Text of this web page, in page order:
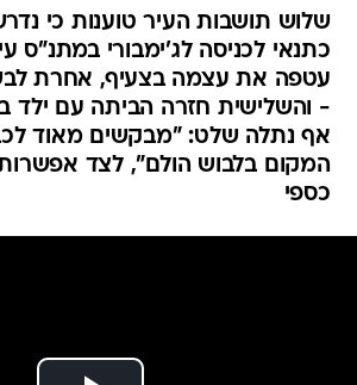
שלוש תושבות העיר טוענות כי
כתנאי לכניסה לג'ימבורי במתנ"ס
עטפה את עצמה בצעיף, אחרת
- והשלישית חזרה הביתה עם ילד
אף נתלה שלט: "מבקשים מאוד
המקום בלבוש הולם", לצד אפשרות
כספי